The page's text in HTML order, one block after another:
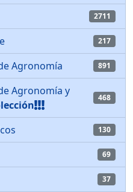
2711
217
Agronomía 891
Agronomía y
468
130
69
37